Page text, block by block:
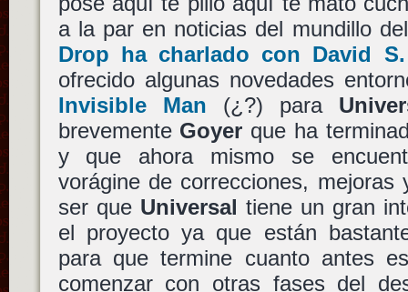
a la par en noticias del mundillo
Drop ha charlado con David
ofrecido algunas novedades
Invisible Man (¿?) para
brevemente Goyer que ha
y que ahora mismo se
vorágine de correcciones, mejoras
ser que Universal tiene un gran
el proyecto ya que están
para que termine cuanto antes
comenzar con otras fases del